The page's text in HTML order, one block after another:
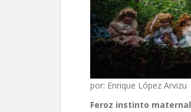
por: Enrique López Arvizu
Feroz instinto maternal